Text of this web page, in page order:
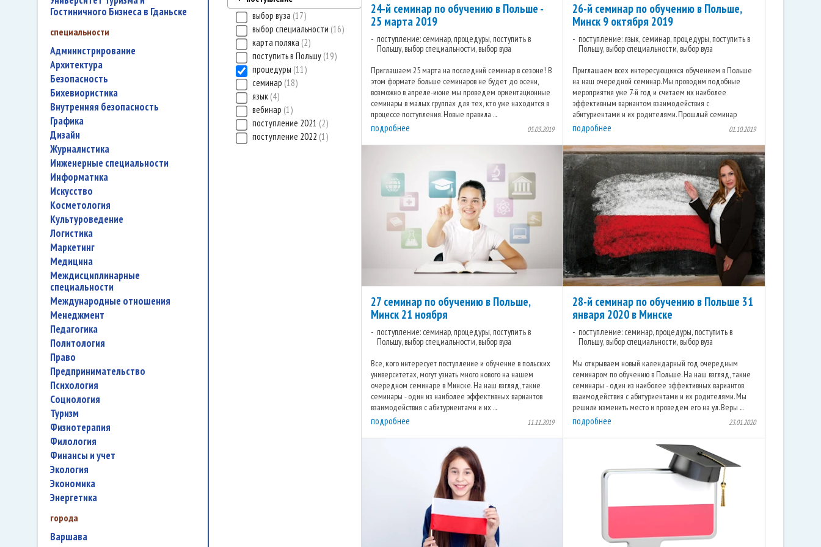
Гостиничного Бизнеса в Гданьске
специальности
администрирование
архитектура
безопасность
бихевиористика
внутренняя безопасность
графика
дизайн
журналистика
инженерные специальности
информатика
искусство
косметология
культуроведение
логистика
маркетинг
медицина
междисциплинарные
специальности
международные отношения
менеджмент
педагогика
политология
право
предпринимательство
психология
социология
туризм
физиотерапия
филология
финансы и учет
экология
экономика
энергетика
города
Варшава
выбор вуза 17
выбор специальности 16
карта поляка 2
поступить в Польшу 19
процедуры 11
семинар 18
язык 4
вебинар 1
поступление 2021 2
поступление 2022 1
24-й семинар по обучению в Польше -
25 марта 2019
поступление: семинар, процедуры, поступить в
Польшу, выбор специальности, выбор вуза
Приглашаем 25 марта на последний семинар в сезоне! В
этом формате больше семинаров не будет до осени,
возможно в апреле-июне мы проведем ориентационные
семинары в малых группах для тех, кто уже находится в
процессе поступления. Новые правила ...
подробнее 05.03.2019
26-й семинар по обучению в Польше,
Минск 9 октября 2019
поступление: язык, семинар, процедуры, поступить в
Польшу, выбор специальности, выбор вуза
Приглашаем всех интересующихся обучением в Польше
на наш очередной семинар. Мы проводим подобные
мероприятия уже 7-й год и считаем их наиболее
эффективным вариантом взаимодействия с
абитуриентами и их родителями. Прошлый семинар
прошел оживленно, ...
подробнее 01.10.2019
27 семинар по обучению в Польше,
Минск 21 ноября
поступление: семинар, процедуры, поступить в
Польшу, выбор специальности, выбор вуза
Все, кого интересует поступление и обучение в польских
университетах, могут узнать много нового на нашем
очередном семинаре в Минске. На наш взгляд, такие
семинары - один из наиболее эффективных вариантов
взаимодействия с абитуриентами и их ...
подробнее 11.11.2019
28-й семинар по обучению в Польше 31
января 2020 в Минске
поступление: семинар, процедуры, поступить в
Польшу, выбор специальности, выбор вуза
Мы открываем новый календарный год очередным
семинаром по обучению в Польше. На наш взгляд, такие
семинары - один из наиболее эффективных вариантов
взаимодействия с абитуриентами и их родителями. Мы
решили изменить место и проведем его на ул. Веры ...
подробнее 23.01.2020